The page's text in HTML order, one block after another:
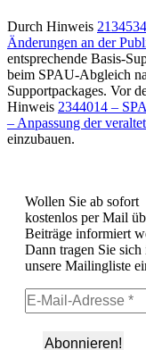
Durch Hinweis
Änderungen an der
entsprechende Basis-
beim SPAU-Abgleich
Supportpackages. Vor
Hinweis 2344014 –
– Anpassung der
einzubauen.
Wollen Sie ab sofort
kostenlos per Mail
Beiträge informiert
Dann tragen Sie sich
unsere Mailingliste